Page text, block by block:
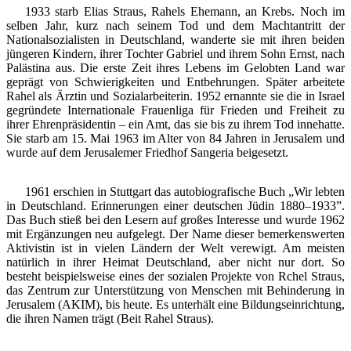
1933 starb Elias Straus, Rahels Ehemann, an Krebs. Noch im
selben Jahr, kurz nach seinem Tod und dem Machtantritt der
Nationalsozialisten in Deutschland, wanderte sie mit ihren beiden
jüngeren Kindern, ihrer Tochter Gabriel und ihrem Sohn Ernst, nach
Palästina aus. Die erste Zeit ihres Lebens im Gelobten Land war
geprägt von Schwierigkeiten und Entbehrungen. Später arbeitete
Rahel als Ärztin und Sozialarbeiterin. 1952 ernannte sie die in Israel
gegründete Internationale Frauenliga für Frieden und Freiheit zu
ihrer Ehrenpräsidentin – ein Amt, das sie bis zu ihrem Tod innehatte.
Sie starb am 15. Mai 1963 im Alter von 84 Jahren in Jerusalem und
wurde auf dem Jerusalemer Friedhof Sangeria beigesetzt.
1961 erschien in Stuttgart das autobiografische Buch „Wir lebten
in Deutschland. Erinnerungen einer deutschen Jüdin 1880–1933”.
Das Buch stieß bei den Lesern auf großes Interesse und wurde 1962
mit Ergänzungen neu aufgelegt. Der Name dieser bemerkenswerten
Aktivistin ist in vielen Ländern der Welt verewigt. Am meisten
natürlich in ihrer Heimat Deutschland, aber nicht nur dort. So
besteht beispielsweise eines der sozialen Projekte von Rchel Straus,
das Zentrum zur Unterstützung von Menschen mit Behinderung in
Jerusalem (AKIM), bis heute. Es unterhält eine Bildungseinrichtung,
die ihren Namen trägt (Beit Rahel Straus).